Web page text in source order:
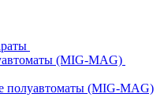
(MIG-MAG)
полуавтоматы (MIG-MAG)